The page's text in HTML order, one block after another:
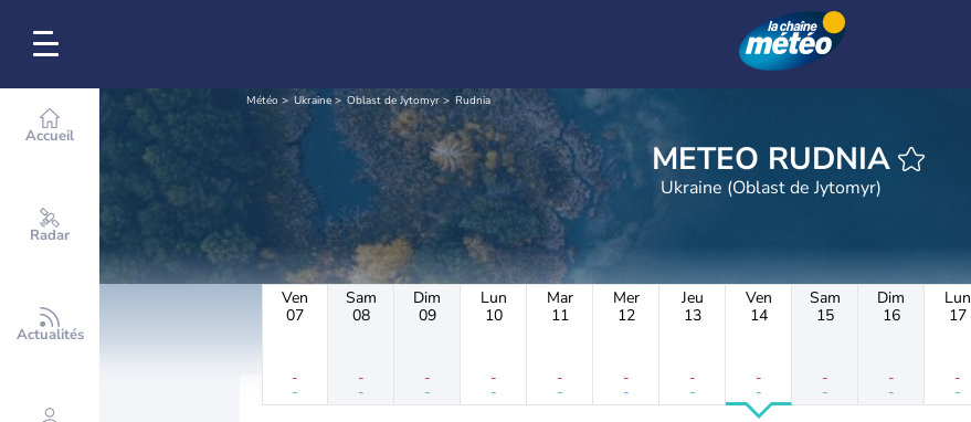
Accueil
Radar
Actualités
Météo Ukraine Oblast de Jytomyr Rudnia
METEO RUDNIA
Ukraine (Oblast de Jytomyr)
Ven
07
-
-
Sam
08
-
-
Dim
09
-
-
Lun
10
-
-
Mar
11
-
-
Mer
12
-
-
Jeu
13
-
-
Ven
14
-
-
Sam
15
-
-
Dim
16
-
-
Lun
17
-
-